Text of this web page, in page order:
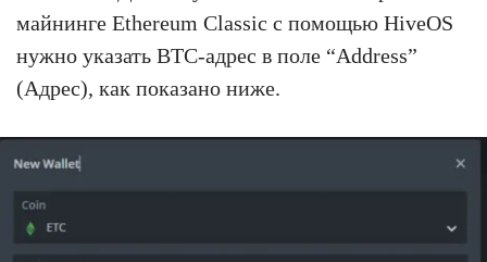
майнинге Ethereum Classic с помощью HiveOS
нужно указать BTC-адрес в поле “Address”
(Адрес), как показано ниже.